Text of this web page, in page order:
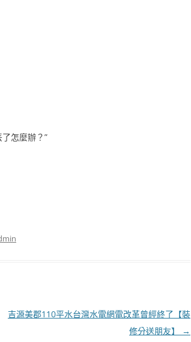
怎麼辦？”
吉源美郡110平水台灣水電網電改革曾經終了【裝
修分送朋友】
→